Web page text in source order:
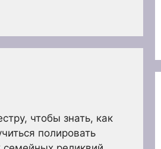
чтобы знать, как
полировать